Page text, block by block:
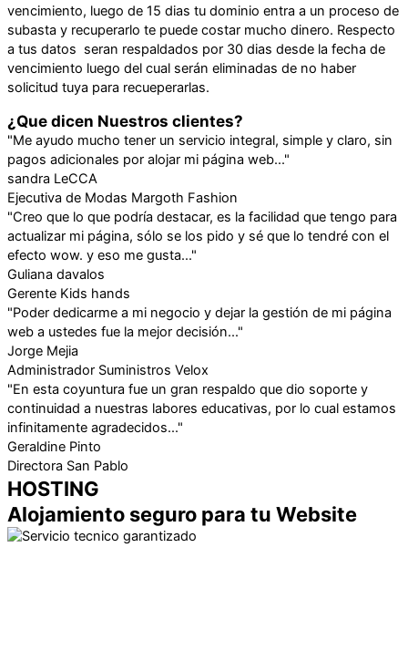
vencimiento, luego de 15 dias tu dominio entra a un proceso de
subasta y recuperarlo te puede costar mucho dinero. Respecto
a tus datos seran respaldados por 30 dias desde la fecha de
vencimiento luego del cual serán eliminadas de no haber
solicitud tuya para recueperarlas.
¿Que dicen Nuestros clientes?
"Me ayudo mucho tener un servicio integral, simple y claro, sin
pagos adicionales por alojar mi página web..."
sandra LeCCA
Ejecutiva de Modas Margoth Fashion
"Creo que lo que podría destacar, es la facilidad que tengo para
actualizar mi página, sólo se los pido y sé que lo tendré con el
efecto wow. y eso me gusta..."
Guliana davalos
Gerente Kids hands
"Poder dedicarme a mi negocio y dejar la gestión de mi página
web a ustedes fue la mejor decisión..."
Jorge Mejia
Administrador Suministros Velox
"En esta coyuntura fue un gran respaldo que dio soporte y
continuidad a nuestras labores educativas, por lo cual estamos
infinitamente agradecidos..."
Geraldine Pinto
Directora San Pablo
HOSTING
Alojamiento seguro para tu Website